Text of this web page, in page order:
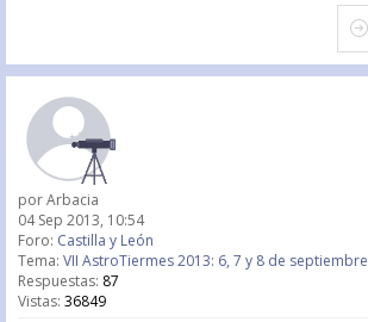
porArbacia
04 Sep 2013, 10:54
Foro: Castilla y León
Tema: VII AstroTiermes 2013: 6, 7 y 8 de septiembre
Respuestas: 87
Vistas: 36849